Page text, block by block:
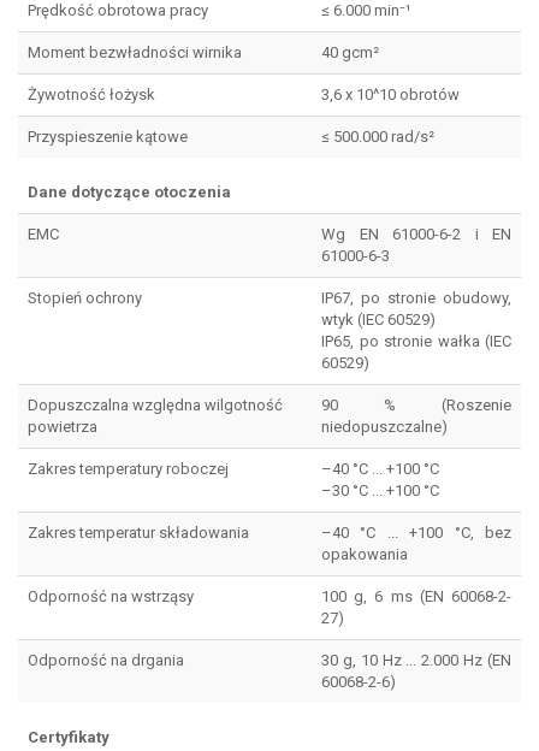
Prędkość obrotowa pracy ≤ 6.000 min⁻¹
Moment bezwładności wirnika 40 gcm²
Żywotność łożysk 3,6 x 10^10 obrotów
Przyspieszenie kątowe ≤ 500.000 rad/s²
Dane dotyczące otoczenia
EMC
Wg EN 61000-6-2 i EN
61000-6-3
Stopień ochrony
IP67, po stronie obudowy,
wtyk (IEC 60529)
IP65, po stronie wałka (IEC
60529)
Dopuszczalna względna wilgotność
powietrza
90 % (Roszenie
niedopuszczalne)
Zakres temperatury roboczej
–40 °C ... +100 °C
–30 °C ... +100 °C
Zakres temperatur składowania
–40 °C ... +100 °C, bez
opakowania
Odporność na wstrząsy
100 g, 6 ms (EN 60068-2-
27)
Odporność na drgania
30 g, 10 Hz ... 2.000 Hz (EN
60068-2-6)
Certyfikaty